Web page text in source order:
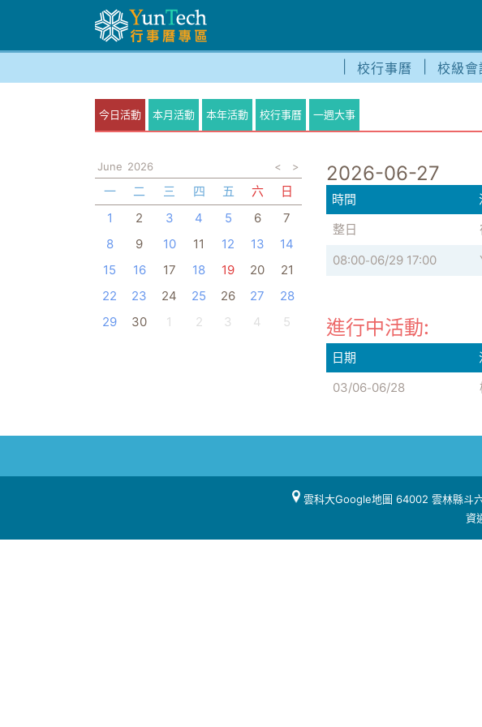
校行事曆 校級會
今日活動 本月活動 本年活動 校行事曆 一週大事
June 2026 < >
一 二 三 四 五 六
日
1
2 3 4 5 6
7
8
9 10 11 12 13
14
15
16 17 18 19 20
21
22
23 24 25 26 27
28
29
30 1 2 3 4 5
2026-06-27
時間
整日
08:00-06/29 17:00
進行中活動:
日期
03/06-06/28
雲科大Google地圖 64002 雲林縣斗
資